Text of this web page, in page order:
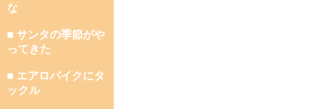
な
■ サンタの季節がや
ってきた
■ エアロバイクにタ
ックル